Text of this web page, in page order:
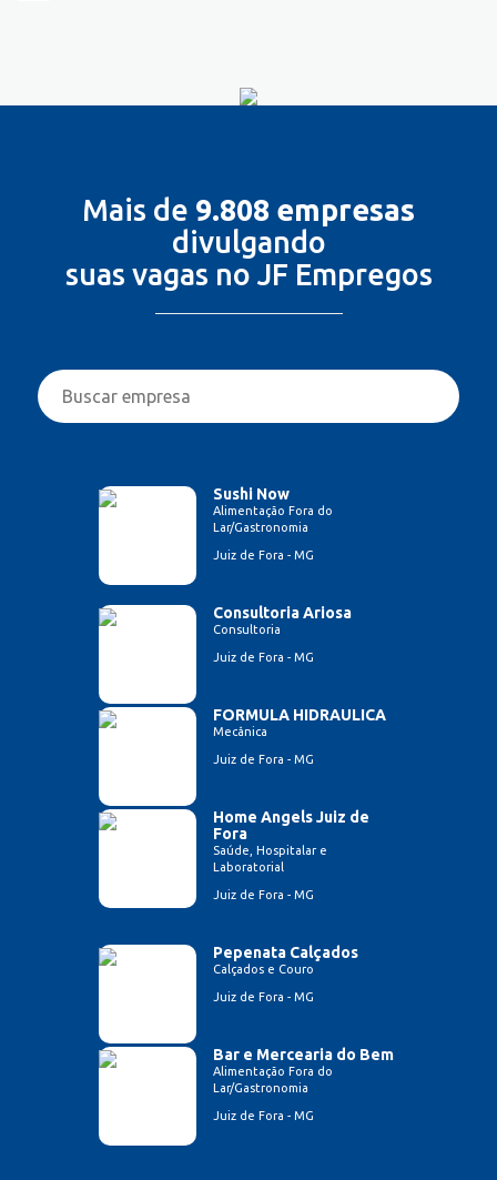
Mais de 9.808 empresas
divulgando
suas vagas no JF Empregos
Sushi Now
Alimentação Fora do
Lar/Gastronomia
Juiz de Fora - MG
Consultoria Ariosa
Consultoria
Juiz de Fora - MG
FORMULA HIDRAULICA
Mecânica
Juiz de Fora - MG
Home Angels Juiz de
Fora
Saúde, Hospitalar e
Laboratorial
Juiz de Fora - MG
Pepenata Calçados
Calçados e Couro
Juiz de Fora - MG
Bar e Mercearia do Bem
Alimentação Fora do
Lar/Gastronomia
Juiz de Fora - MG